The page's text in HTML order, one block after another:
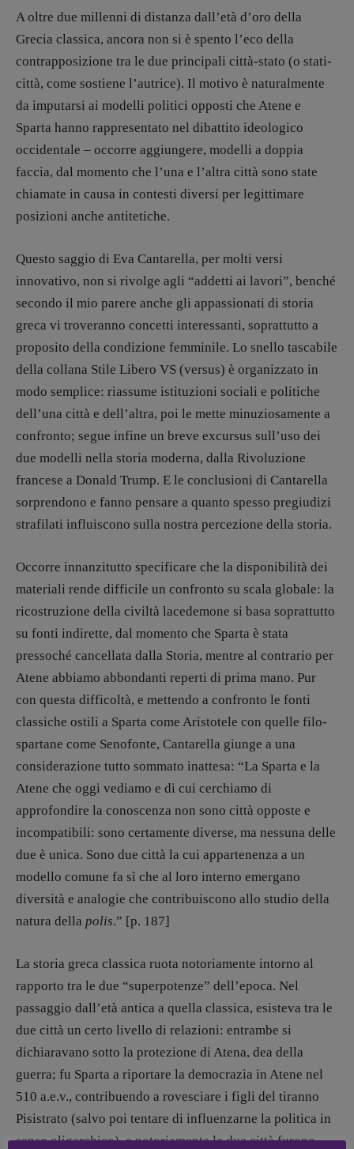
RUBRICHE
Archeologie del
presente
Fumetti
Libro & Film
Pulp for kids
Opera prima
DOSSIER
12 dicembre
Editoria
Intelligenza Artificiale
Maestri sommersi
Pasolini 1922-2022
Psichedelia
Scienza
Stranimondi
Tornare a Ballard
Valerio Evangelisti
Vampirismi
Zong!
DIRETTRICE RESPONSABILE
REDAZIONE
Anna da Re,Roberto Derobertis,Elio
Grasso,Fabio Malagnini,Valentina
Marcoli,Elisabetta Michielin,Nicole
Spallina,Roberto Sturm,Tania Tonin
CONTATTI
Case editrici e coordinamento
recensioni:
Elio Grasso[eliovoyager@gmail.com]
Coordinamento Primo Piano
Elisabetta Michielin
[michielin.elisabetta@gmail.com]
Coordinamento News in breve:
Anna da Re
[anna.dare.comunicazione@gmail. com]
Fabio Malagnini
[fabio.malagnini@gmail.com]
media:
Valentina Marcoli
ARCHIVIO E AUTORI
A oltre due millenni di distanza dall’età d’oro della
Grecia classica, ancora non si è spento l’eco della
contrapposizione tra le due principali città-stato (o stati-
città, come sostiene l’autrice). Il motivo è naturalmente
da imputarsi ai modelli politici opposti che Atene e
Sparta hanno rappresentato nel dibattito ideologico
occidentale – occorre aggiungere, modelli a doppia
faccia, dal momento che l’una e l’altra città sono state
chiamate in causa in contesti diversi per legittimare
posizioni anche antitetiche.
Questo saggio di Eva Cantarella, per molti versi
innovativo, non si rivolge agli “addetti ai lavori”, benché
secondo il mio parere anche gli appassionati di storia
greca vi troveranno concetti interessanti, soprattutto a
proposito della condizione femminile. Lo snello tascabile
della collana Stile Libero VS (versus) è organizzato in
modo semplice: riassume istituzioni sociali e politiche
dell’una città e dell’altra, poi le mette minuziosamente a
confronto; segue infine un breve excursus sull’uso dei
due modelli nella storia moderna, dalla Rivoluzione
francese a Donald Trump. E le conclusioni di Cantarella
sorprendono e fanno pensare a quanto spesso pregiudizi
strafilati influiscono sulla nostra percezione della storia.
Occorre innanzitutto specificare che la disponibilità dei
materiali rende difficile un confronto su scala globale: la
ricostruzione della civiltà lacedemone si basa soprattutto
su fonti indirette, dal momento che Sparta è stata
pressoché cancellata dalla Storia, mentre al contrario per
Atene abbiamo abbondanti reperti di prima mano. Pur
con questa difficoltà, e mettendo a confronto le fonti
classiche ostili a Sparta come Aristotele con quelle filo-
spartane come Senofonte, Cantarella giunge a una
considerazione tutto sommato inattesa: “La Sparta e la
Atene che oggi vediamo e di cui cerchiamo di
approfondire la conoscenza non sono città opposte e
incompatibili: sono certamente diverse, ma nessuna delle
due è unica. Sono due città la cui appartenenza a un
modello comune fa sì che al loro interno emergano
diversità e analogie che contribuiscono allo studio della
natura della polis.” [p. 187]
La storia greca classica ruota notoriamente intorno al
rapporto tra le due “superpotenze” dell’epoca. Nel
passaggio dall’età antica a quella classica, esisteva tra le
due città un certo livello di relazioni: entrambe si
dichiaravano sotto la protezione di Atena, dea della
guerra; fu Sparta a riportare la democrazia in Atene nel
510 a.e.v., contribuendo a rovesciare i figli del tiranno
Pisistrato (salvo poi tentare di influenzarne la politica in
senso oligarchico), e notoriamente le due città furono